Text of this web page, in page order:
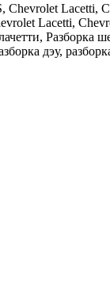
Lacetti,
Lacetti,
Разборка
дэу,